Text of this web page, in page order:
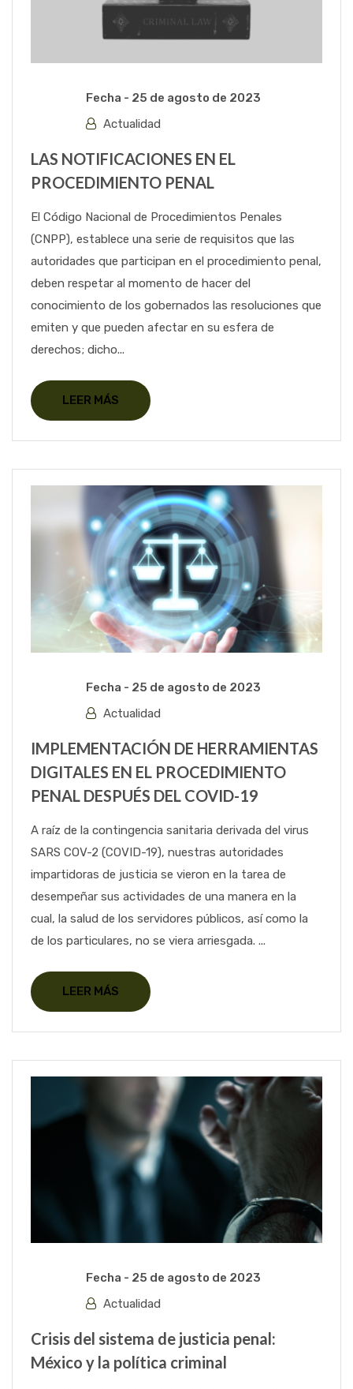
Fecha - 25 de agosto de 2023
Actualidad
LAS NOTIFICACIONES EN EL
PROCEDIMIENTO PENAL
El Código Nacional de Procedimientos Penales
(CNPP), establece una serie de requisitos que las
autoridades que participan en el procedimiento penal,
deben respetar al momento de hacer del
conocimiento de los gobernados las resoluciones que
emiten y que pueden afectar en su esfera de
derechos; dicho...
LEER MÁS
Fecha - 25 de agosto de 2023
Actualidad
IMPLEMENTACIÓN DE HERRAMIENTAS
DIGITALES EN EL PROCEDIMIENTO
PENAL DESPUÉS DEL COVID-19
A raíz de la contingencia sanitaria derivada del virus
SARS COV-2 (COVID-19), nuestras autoridades
impartidoras de justicia se vieron en la tarea de
desempeñar sus actividades de una manera en la
cual, la salud de los servidores públicos, así como la
de los particulares, no se viera arriesgada. ...
LEER MÁS
Fecha - 25 de agosto de 2023
Actualidad
Crisis del sistema de justicia penal:
México y la política criminal